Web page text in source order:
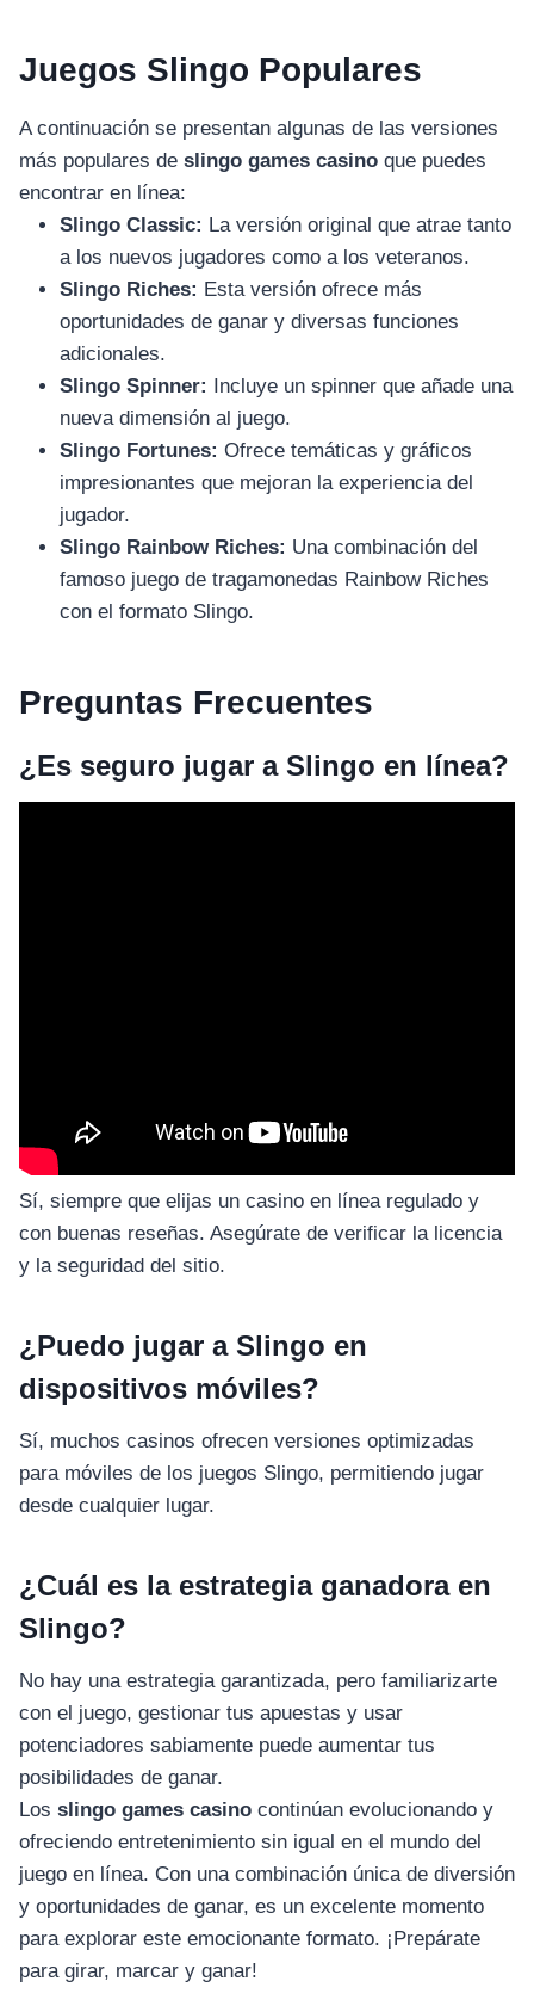
อุปกรณ์เพื่อความบันเทิง
อุปกรณ์เพื่อความบันเทิง
หูฟัง
สินค้าตามแบรนด์
Juegos Slingo Populares
A continuación se presentan algunas de las versiones
más populares de slingo games casino que puedes
encontrar en línea:
Slingo Classic: La versión original que atrae tanto
a los nuevos jugadores como a los veteranos.
Slingo Riches: Esta versión ofrece más
oportunidades de ganar y diversas funciones
adicionales.
Slingo Spinner:
Incluye un spinner que añade una
nueva dimensión al juego.
Slingo Fortunes: Ofrece temáticas y gráficos
impresionantes que mejoran la experiencia del
jugador.
Slingo Rainbow Riches: Una combinación del
famoso juego de tragamonedas Rainbow Riches
con el formato Slingo.
Preguntas Frecuentes
¿Es seguro jugar a Slingo en línea?
Sí, siempre que elijas un casino en línea regulado y
con buenas reseñas. Asegúrate de verificar la licencia
y la seguridad del sitio.
¿Puedo jugar a Slingo en
dispositivos móviles?
Sí, muchos casinos ofrecen versiones optimizadas
para móviles de los juegos Slingo, permitiendo jugar
desde cualquier lugar.
¿Cuál es la estrategia ganadora en
Slingo?
No hay una estrategia garantizada, pero familiarizarte
con el juego, gestionar tus apuestas y usar
potenciadores sabiamente puede aumentar tus
posibilidades de ganar.
Los slingo games casino continúan evolucionando y
ofreciendo entretenimiento sin igual en el mundo del
juego en línea. Con una combinación única de diversión
y oportunidades de ganar, es un excelente momento
para explorar este emocionante formato. ¡Prepárate
para girar, marcar y ganar!